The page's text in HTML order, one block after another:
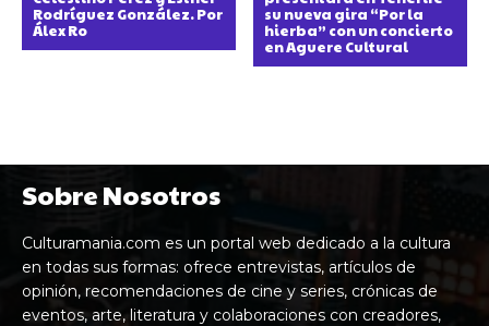
Rodríguez González. Por
Álex Ro
su nueva gira “Por la
hierba” con un concierto
en Aguere Cultural
Sobre Nosotros
Culturamania.com es un portal web dedicado a la cultura
en todas sus formas: ofrece entrevistas, artículos de
opinión, recomendaciones de cine y series, crónicas de
eventos, arte, literatura y colaboraciones con creadores,